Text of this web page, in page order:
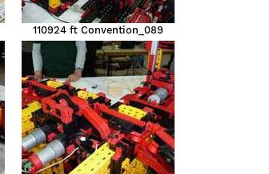
110924 ft Convention_089